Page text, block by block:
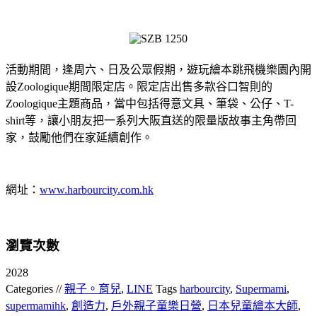
活動期間，逢周六、日及公眾假期，遊玩繪本跳飛機樂園內開
設Zoologique期間限定店。限定店出售多款谷口智則的
Zoologique主題商品，當中包括得意文具、筆袋、公仔、T-
shirt等，讓小朋友把一系列大阪直送的限量版故事主角帶回
家，鼓勵他們在家延續創作。
網址： www.harbourcity.com.hk
瀏覽次數
2028
Categories //親子。育兒, LINE Tags harbourcity, Supermami,
supermamihk, 創造力, 戶外親子童樂日營, 日本兒童繪本大師,